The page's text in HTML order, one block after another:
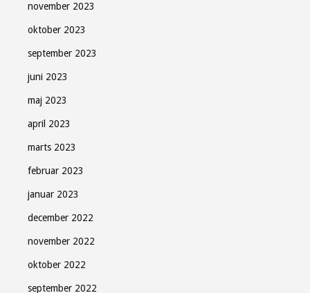
november 2023
oktober 2023
september 2023
juni 2023
maj 2023
april 2023
marts 2023
februar 2023
januar 2023
december 2022
november 2022
oktober 2022
september 2022